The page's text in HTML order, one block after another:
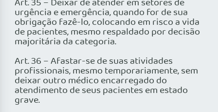
Art. 35 – Deixar de atender em setores de
urgência e emergência, quando for de sua
obrigação fazê-lo, colocando em risco a vida
de pacientes, mesmo respaldado por decisão
majoritária da categoria.
Art. 36 – Afastar-se de suas atividades
profissionais, mesmo temporariamente, sem
deixar outro médico encarregado do
atendimento de seus pacientes em estado
grave.